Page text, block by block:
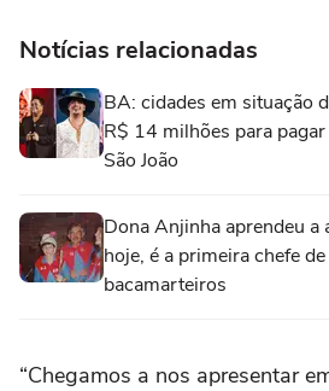
Notícias relacionadas
BA: cidades em situação
R$ 14 milhões para
São João
Dona Anjinha aprendeu a
hoje, é a primeira chefe
bacamarteiros
“Chegamos a nos apresentar